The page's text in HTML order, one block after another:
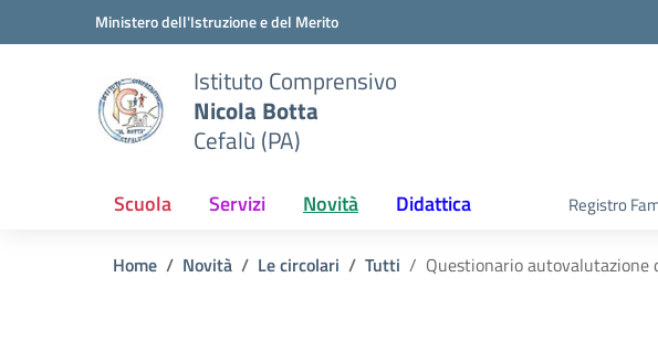
Vai ai contenuti
Vai al menu di navigazioneMinistero dell'Istruzione e del Merito
Istituto Comprensivo
Nicola Botta
Cefalù (PA)
Scuola Servizi Novità Didattica Registro
Home Novità Le circolari Tutti Questionario autovalutazione